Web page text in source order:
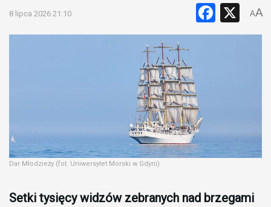
8 lipca 2026 21:10 X
AA
Dar Młodzieży (fot. Uniwersytet Morski w Gdyni)
Setki tysięcy widzów zebranych nad brzegami